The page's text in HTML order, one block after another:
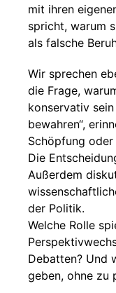
mit ihren
spricht, warum
als falsche
Wir sprechen
die Frage,
konservativ
bewahren“,
Schöpfung
Die
Außerdem
der Politik.
Welche Rolle
Debatten? Und
geben, ohne zu